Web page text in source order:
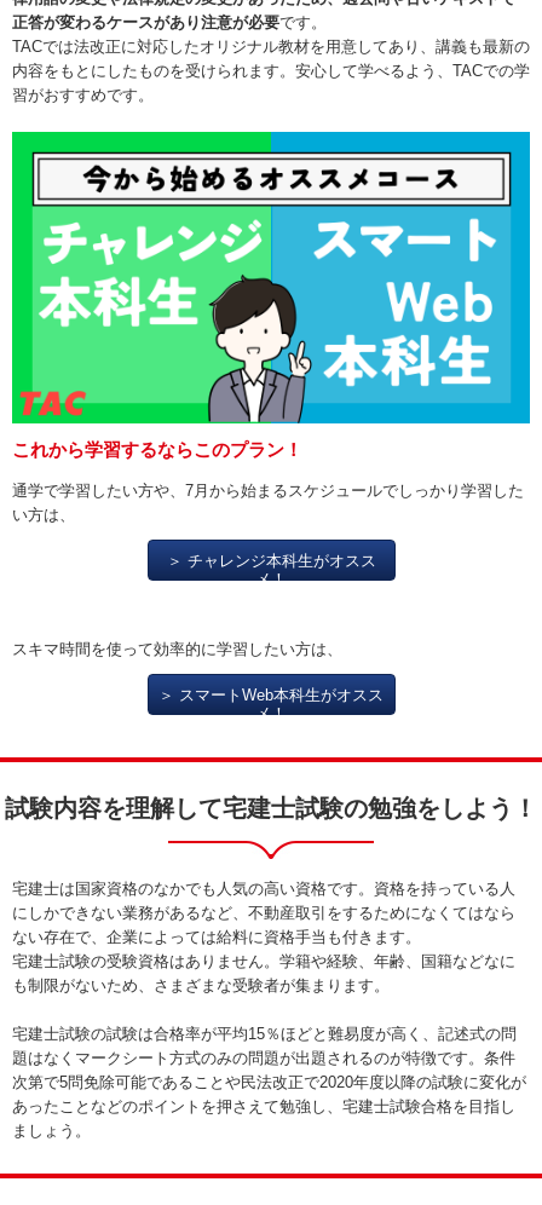
正答が変わるケースがあり注意が必要です。
TACでは法改正に対応したオリジナル教材を用意してあり、講義も最新の
内容をもとにしたものを受けられます。安心して学べるよう、TACでの学
習がおすすめです。
これから学習するならこのプラン！
通学で学習したい方や、7月から始まるスケジュールでしっかり学習した
い方は、
＞ チャレンジ本科生がオスス
メ！
スキマ時間を使って効率的に学習したい方は、
＞ スマートWeb本科生がオスス
メ！
試験内容を理解して宅建士試験の勉強をしよう！
宅建士は国家資格のなかでも人気の高い資格です。資格を持っている人
にしかできない業務があるなど、不動産取引をするためになくてはなら
ない存在で、企業によっては給料に資格手当も付きます。
宅建士試験の受験資格はありません。学籍や経験、年齢、国籍などなに
も制限がないため、さまざまな受験者が集まります。
宅建士試験の試験は合格率が平均15％ほどと難易度が高く、記述式の問
題はなくマークシート方式のみの問題が出題されるのが特徴です。条件
次第で5問免除可能であることや民法改正で2020年度以降の試験に変化が
あったことなどのポイントを押さえて勉強し、宅建士試験合格を目指し
ましょう。